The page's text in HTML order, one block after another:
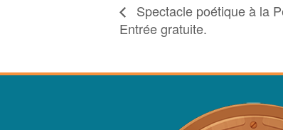
Spectacle poétique à la
Entrée gratuite.